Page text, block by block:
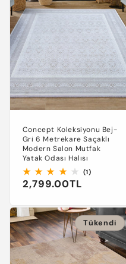
Concept Koleksiyonu Bej-
Gri 6 Metrekare Saçaklı
Modern Salon Mutfak
Yatak Odası Halısı
(1)1
Normal
2,799.00TL
Tükendi